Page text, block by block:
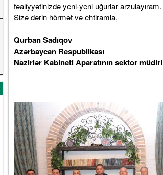
fəaliyyətinizdə yeni-yeni uğurlar arzulayıram.
Sizə dərin hörmət və ehtiramla,
Qurban Sadıqov
Azərbaycan Respublikası
Nazirlər Kabineti Aparatının sektor müdiri